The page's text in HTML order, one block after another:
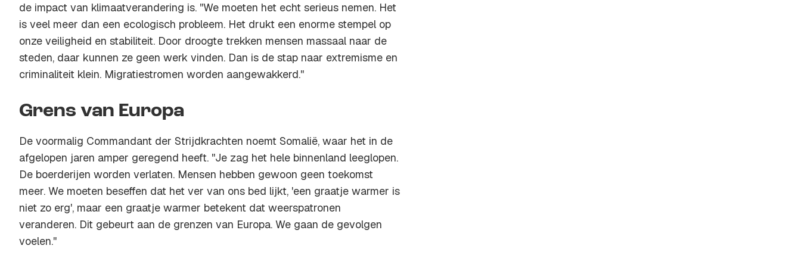
de impact van klimaatverandering is. ''We moeten het echt serieus nemen. Het
is veel meer dan een ecologisch probleem. Het drukt een enorme stempel op
onze veiligheid en stabiliteit. Door droogte trekken mensen massaal naar de
steden, daar kunnen ze geen werk vinden. Dan is de stap naar extremisme en
criminaliteit klein. Migratiestromen worden aangewakkerd.''
Grens van Europa
De voormalig Commandant der Strijdkrachten noemt Somalië, waar het in de
afgelopen jaren amper geregend heeft. ''Je zag het hele binnenland leeglopen.
De boerderijen worden verlaten. Mensen hebben gewoon geen toekomst
meer. We moeten beseffen dat het ver van ons bed lijkt, 'een graatje warmer is
niet zo erg', maar een graatje warmer betekent dat weerspatronen
veranderen. Dit gebeurt aan de grenzen van Europa. We gaan de gevolgen
voelen.''